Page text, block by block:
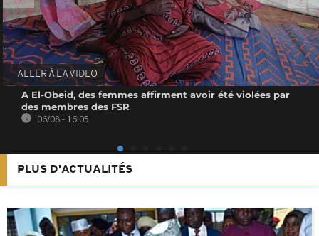
ALLER À LA VIDEO
A El-Obeid, des femmes affirment avoir été violées par
des membres des FSR
06/08 - 16:05
PLUS D'ACTUALITÉS